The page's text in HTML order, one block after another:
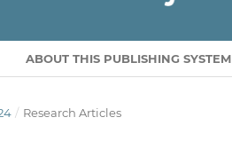
ABOUT THIS PUBLISHING SYSTEM
/ Research Articles